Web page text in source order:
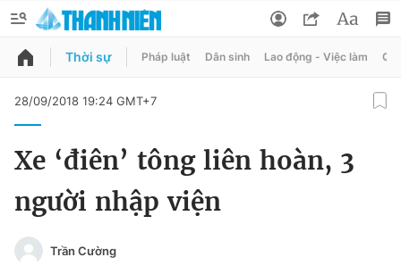
QUẢNG CÁO
Chào ngày mới
Đổi mật khẩu
Tin đã lưu
Thời sự Pháp luật Dân sinh Lao động - Việc làm
28/09/2018 19:24 GMT+7
Xe ‘điên’ tông liên hoàn, 3
người nhập viện
Trần Cường